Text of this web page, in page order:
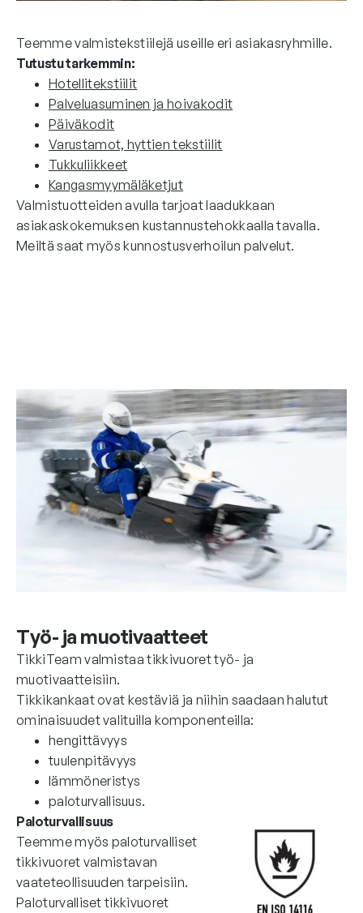
Teemme valmistekstiilejä useille eri asiakasryhmille.
Tutustu tarkemmin:
Hotellitekstiilit
Palveluasuminen ja hoivakodit
Päiväkodit
Varustamot, hyttien tekstiilit
Tukkuliikkeet
Kangasmyymäläketjut
Valmistuotteiden avulla tarjoat laadukkaan
asiakaskokemuksen kustannustehokkaalla tavalla.
Meiltä saat myös kunnostusverhoilun palvelut.
Työ- ja muotivaatteet
TikkiTeam valmistaa tikkivuoret työ- ja
muotivaatteisiin.
Tikkikankaat ovat kestäviä ja niihin saadaan halutut
ominaisuudet valituilla komponenteilla:
hengittävyys
tuulenpitävyys
lämmöneristys
paloturvallisuus.
Paloturvallisuus
Teemme myös paloturvalliset
tikkivuoret valmistavan
vaateteollisuuden tarpeisiin.
Paloturvalliset tikkivuoret